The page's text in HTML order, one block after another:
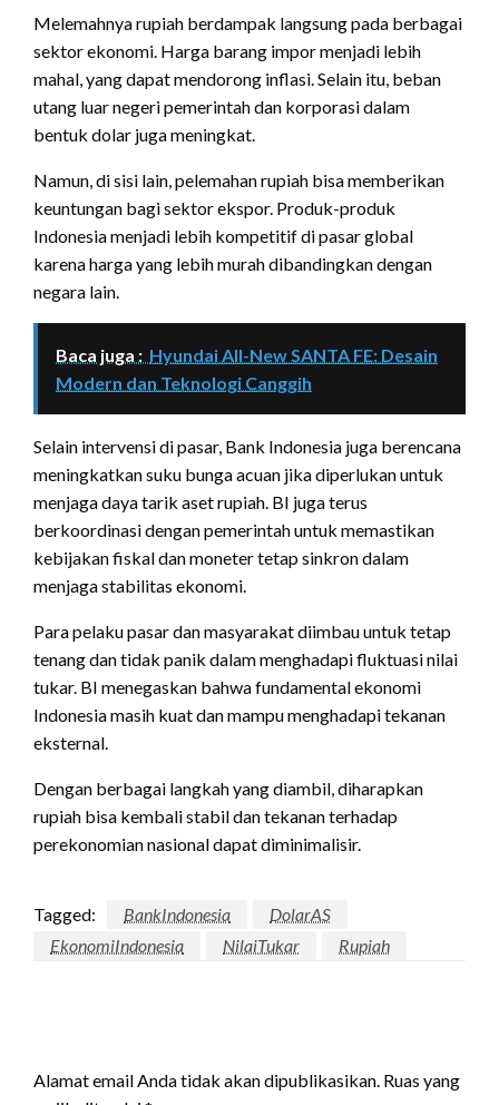
Melemahnya rupiah berdampak langsung pada berbagai
sektor ekonomi. Harga barang impor menjadi lebih
mahal, yang dapat mendorong inflasi. Selain itu, beban
utang luar negeri pemerintah dan korporasi dalam
bentuk dolar juga meningkat.
Namun, di sisi lain, pelemahan rupiah bisa memberikan
keuntungan bagi sektor ekspor. Produk-produk
Indonesia menjadi lebih kompetitif di pasar global
karena harga yang lebih murah dibandingkan dengan
negara lain.
Baca juga : Hyundai All-New SANTA FE: Desain
Modern dan Teknologi Canggih
Selain intervensi di pasar, Bank Indonesia juga berencana
meningkatkan suku bunga acuan jika diperlukan untuk
menjaga daya tarik aset rupiah. BI juga terus
berkoordinasi dengan pemerintah untuk memastikan
kebijakan fiskal dan moneter tetap sinkron dalam
menjaga stabilitas ekonomi.
Para pelaku pasar dan masyarakat diimbau untuk tetap
tenang dan tidak panik dalam menghadapi fluktuasi nilai
tukar. BI menegaskan bahwa fundamental ekonomi
Indonesia masih kuat dan mampu menghadapi tekanan
eksternal.
Dengan berbagai langkah yang diambil, diharapkan
rupiah bisa kembali stabil dan tekanan terhadap
perekonomian nasional dapat diminimalisir.
Tagged: BankIndonesia
DolarAS
EkonomiIndonesia
NilaiTukar Rupiah
Alamat email Anda tidak akan dipublikasikan. Ruas yang